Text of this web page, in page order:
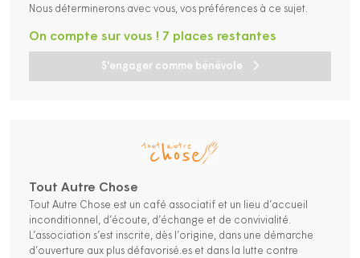
Nous déterminerons avec vous, vos préférences à ce sujet.
S'engager comme bénévole
On compte sur vous ! 7 places restantes
Tout Autre Chose
Tout Autre Chose est un café associatif et un lieu d’accueil
inconditionnel, d’écoute, d’échange et de convivialité.
L’association s’est inscrite, dès l’origine, dans une démarche
d’ouverture aux plus défavorisé.es et dans la lutte contre